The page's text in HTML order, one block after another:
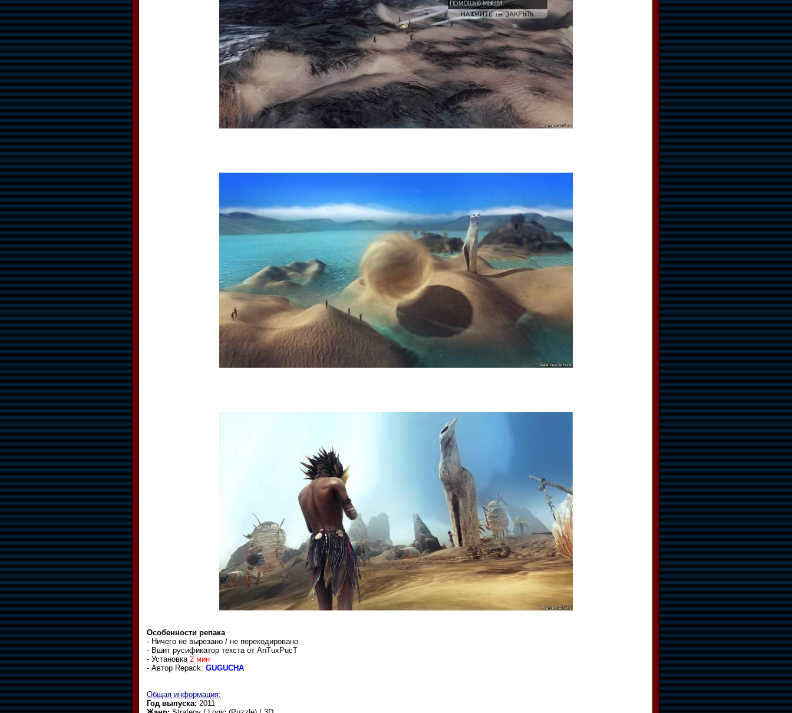
Особенности репака
- Ничего не вырезано / не перекодировано
- Вшит русификатор текста от AnTuxPucT
- Установка 2 мин
- Автор Repack: GUGUCHA
Общая информация:
Год выпуска: 2011